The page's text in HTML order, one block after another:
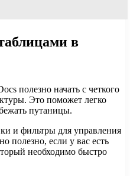
в
полезно начать с четкого
Это поможет легко
путаницы.
и фильтры для управления
полезно, если у вас есть
необходимо быстро